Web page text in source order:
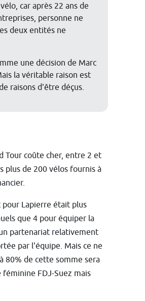
car après 22 ans de
personne ne
deux entités ne
une décision de Marc
la véritable raison est
raisons d'être déçus.
Tour coûte cher, entre 2 et
plus de 200 vélos fournis à
pour Lapierre était plus
que 4 pour équiper la
partenariat relativement
par l'équipe. Mais ce ne
80% de cette somme sera
FDJ-Suez mais